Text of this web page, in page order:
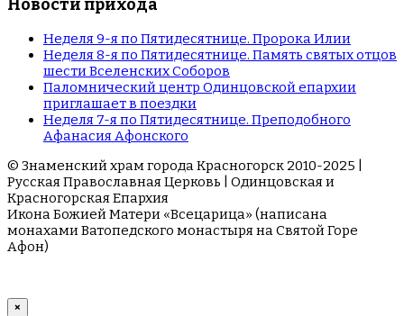
Новости прихода
Неделя 9-я по Пятидесятнице. Пророка Илии
Неделя 8-я по Пятидесятнице. Память святых отцов
шести Вселенских Соборов
Паломнический центр Одинцовской епархии
приглашает в поездки
Неделя 7-я по Пятидесятнице. Преподобного
Афанасия Афонского
© Знаменский храм города Красногорск 2010-2025 |
Русская Православная Церковь | Одинцовская и
Красногорская Епархия
Икона Божией Матери «Всецарица» (написана
монахами Ватопедского монастыря на Cвятой Горе
Афон)
×